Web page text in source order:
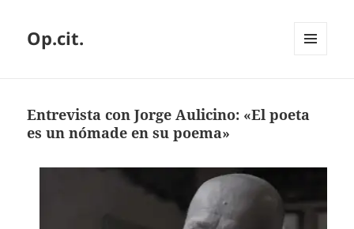
Op.cit.
Entrevista con Jorge Aulicino: «El poeta
es un nómade en su poema»